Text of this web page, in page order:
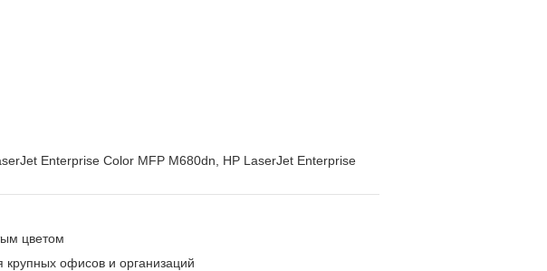
Enterprise Color MFP M680dn, HP LaserJet Enterprise
цветом
крупных офисов и организаций